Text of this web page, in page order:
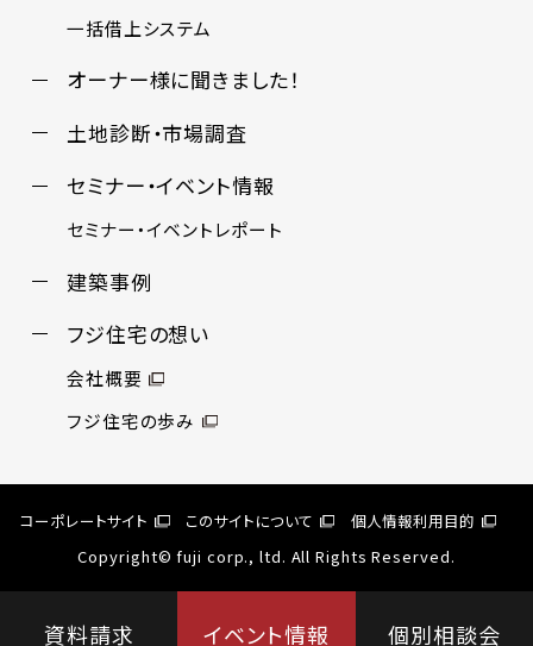
一括借上システム
オーナー様に聞きました！
土地診断・市場調査
セミナー・イベント情報
セミナー・イベントレポート
建築事例
フジ住宅の想い
会社概要
フジ住宅の歩み
コーポレートサイト このサイトについて
個人情報利用目的
Copyright© fuji corp., ltd. All Rights Reserved.
資料請求 イベント情報 個別相談会